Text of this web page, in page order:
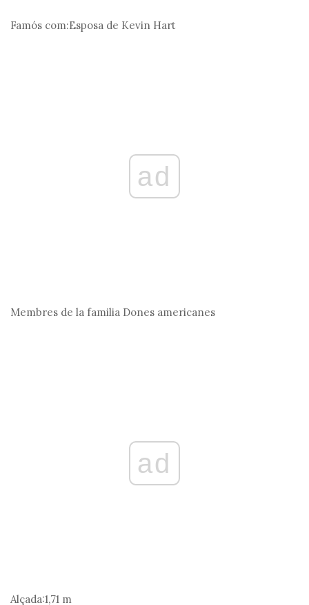
Famós com:Esposa de Kevin Hart
ad
Membres de la familia Dones americanes
ad
Alçada:1,71 m